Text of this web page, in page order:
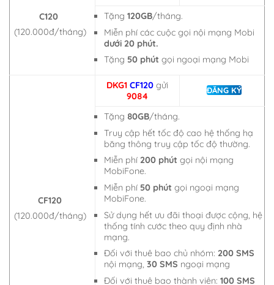
C120
(120.000đ/tháng)
Tặng120GB/tháng.
Miễn phí các cuộc gọi nội mạng Mobi
dưới 20 phút.
Tặng 50 phút gọi ngoại mạng Mobi
CF120
(120.000đ/tháng)
DKG1 CF120 gửi
9084
ĐĂNG KÝ
Tặng 80GB/tháng.
Truy cập hết tốc độ cao hệ thống hạ
băng thông truy cập tốc độ thường.
Miễn phí200 phút gọi nội mạng
MobiFone.
Miễn phí 50 phút gọi ngoại mạng
MobiFone.
Sử dụng hết ưu đãi thoại được cộng, hệ
thống tính cước theo quy định nhà
mạng.
Đối với thuê bao chủ nhóm:200 SMS
nội mạng, 30 SMS ngoại mạng
Đối với thuê bao thành viên: 100 SMS